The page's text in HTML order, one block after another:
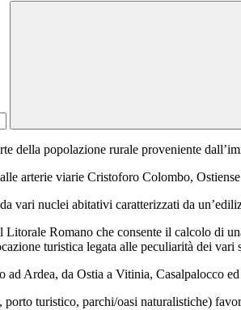
della popolazione rurale proveniente
arterie viarie Cristoforo Colombo,
vari nuclei abitativi caratterizzati da
Romano che consente il calcolo di
turistica legata alle peculiarità dei vari
ad Ardea, da Ostia a Vitinia, Casalpalocco
turistico, parchi/oasi naturalistiche)